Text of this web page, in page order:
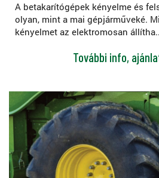
A betakarítógépek kényelme és
olyan, mint a mai gépjárműveké.
kényelmet az elektromosan
További info,